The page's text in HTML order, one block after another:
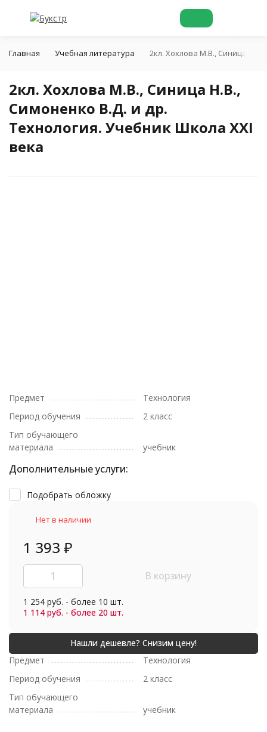
Главная Учебная литература 2кл. Хохлова М.В., Синица
2кл. Хохлова М.В., Синица Н.В.,
Симоненко В.Д. и др.
Технология. Учебник Школа XXI
века
Предмет
Технология
Период обучения
2 класс
Тип обучающего
материала
учебник
Дополнительные услуги:
Подобрать обложку
Нет в наличии
1 393 ₽
В корзину
1 254 руб. - более 10 шт.
1 114 руб. - более 20 шт.
Предмет
Технология
Период обучения
2 класс
Тип обучающего
материала
учебник